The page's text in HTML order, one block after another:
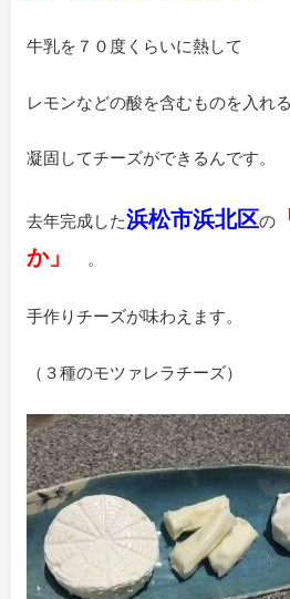
牛乳を７０度くらいに熱して
レモンなどの酸を含むものを入れる
凝固してチーズができるんです。
去年完成した浜松市浜北区の
か」
。
手作りチーズが味わえます。
（３種のモツァレラチーズ）